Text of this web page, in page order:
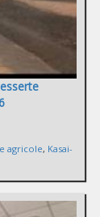
agricole, Kasai-